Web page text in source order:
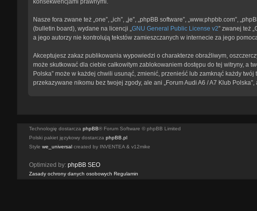
konsekwencjami prawnymi.
Nasze fora zwane też „one”, „ich”, „je”, „phpBB software”, „www.phpbb.com”,
(bulletin board), wydane na licencji „GNU General Public License v2” zwanej też
a jego autorzy nie kontrolują tekstów zamieszczanych w internecie za jego
Akceptujesz zakaz publikowania wypowiedzi o charakterze obraźliwym,
może skutkować dla ciebie całkowitym zablokowaniem dostępu do tej witryny, a
Polska” może w każdej chwili usunąć, zmienić, przenieść lub zamknąć każdy
przekazywane nikomu bez twojej zgody, ale ani „Forum Audi A6 / A7 Klub
Technologię dostarcza phpBB® Forum Software © phpBB Limited
Polski pakiet językowy dostarcza phpBB.pl
Style we_universalcreated by INVENTEA & v12mike
Optimized by: phpBB SEO
Zasady ochrony danych osobowych Regulamin